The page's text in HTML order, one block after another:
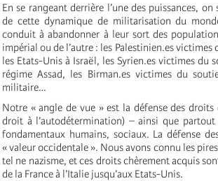
En se rangeant derrière l’une des puissances,
de cette dynamique de militarisation du
conduit à abandonner à leur sort des
impérial ou de l’autre : les Palestinien.es victimes
les Etats-Unis à Israël, les Syrien.es victimes du
régime Assad, les Birman.es victimes du
militaire…
Notre « angle de vue » est la défense des droits
droit à l’autodétermination) – ainsi que
fondamentaux humains, sociaux. La défense
« valeur occidentale ». Nous avons connu les
tel ne nazisme, et ces droits chèrement acquis
de la France à l’Italie jusqu’aux Etats-Unis.